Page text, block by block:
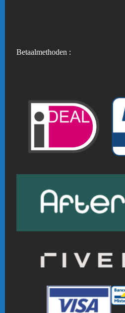
Betaalmethoden :